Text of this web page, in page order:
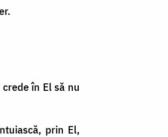
în El să nu
prin El,